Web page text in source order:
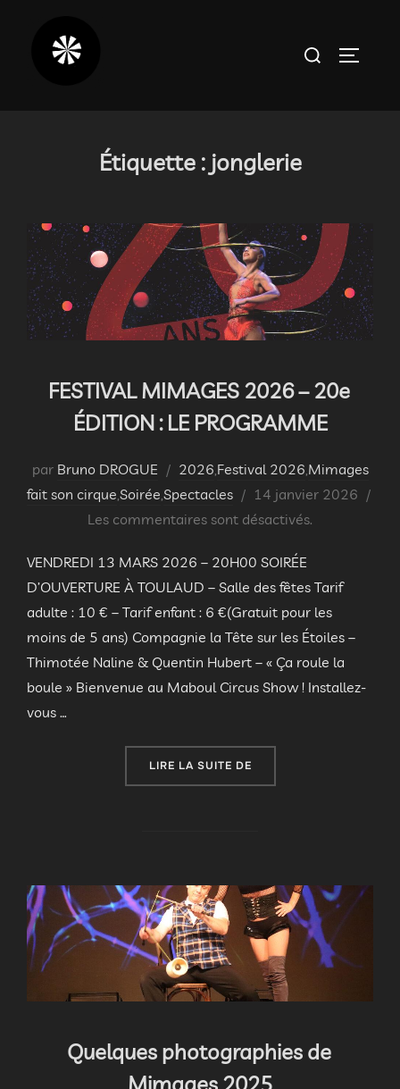
Rechercher :
Étiquette : jonglerie
FESTIVAL MIMAGES 2026 – 20e
ÉDITION : LE PROGRAMME
par Bruno DROGUE 2026 Festival 2026 Mimages
fait son cirque Soirée Spectacles
Publié
le
14 janvier 2026
Les commentaires sont désactivés.
VENDREDI 13 MARS 2026 – 20H00 SOIRÉE
D’OUVERTURE À TOULAUD – Salle des fêtes Tarif
adulte : 10 € – Tarif enfant : 6 €(Gratuit pour les
moins de 5 ans) Compagnie la Tête sur les Étoiles –
Thimotée Naline & Quentin Hubert – « Ça roule la
boule » Bienvenue au Maboul Circus Show ! Installez-
vous …
LIRE LA SUITE DE« FESTIVAL MIMAGES
Quelques photographies de